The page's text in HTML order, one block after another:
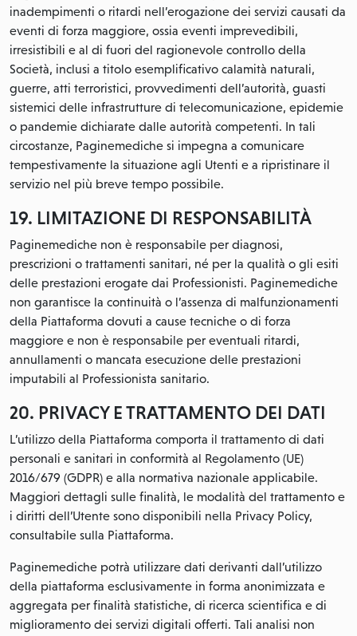
inadempimenti o ritardi nell’erogazione dei servizi causati da
eventi di forza maggiore, ossia eventi imprevedibili,
irresistibili e al di fuori del ragionevole controllo della
Società, inclusi a titolo esemplificativo calamità naturali,
guerre, atti terroristici, provvedimenti dell’autorità, guasti
sistemici delle infrastrutture di telecomunicazione, epidemie
o pandemie dichiarate dalle autorità competenti. In tali
circostanze, Paginemediche si impegna a comunicare
tempestivamente la situazione agli Utenti e a ripristinare il
servizio nel più breve tempo possibile.
19. LIMITAZIONE DI RESPONSABILITÀ
Paginemediche non è responsabile per diagnosi,
prescrizioni o trattamenti sanitari, né per la qualità o gli esiti
delle prestazioni erogate dai Professionisti. Paginemediche
non garantisce la continuità o l’assenza di malfunzionamenti
della Piattaforma dovuti a cause tecniche o di forza
maggiore e non è responsabile per eventuali ritardi,
annullamenti o mancata esecuzione delle prestazioni
imputabili al Professionista sanitario.
20. PRIVACY E TRATTAMENTO DEI DATI
L’utilizzo della Piattaforma comporta il trattamento di dati
personali e sanitari in conformità al Regolamento (UE)
2016/679 (GDPR) e alla normativa nazionale applicabile.
Maggiori dettagli sulle finalità, le modalità del trattamento e
i diritti dell’Utente sono disponibili nella Privacy Policy,
consultabile sulla Piattaforma.
Paginemediche potrà utilizzare dati derivanti dall’utilizzo
della piattaforma esclusivamente in forma anonimizzata e
aggregata per finalità statistiche, di ricerca scientifica e di
miglioramento dei servizi digitali offerti. Tali analisi non